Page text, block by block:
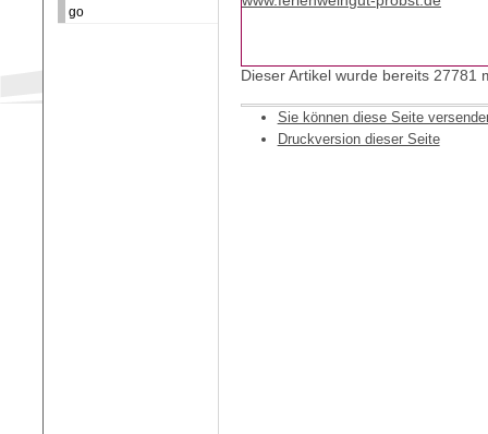
go
Dieser Artikel wurde bereits 27781
Sie können diese Seite
Druckversion dieser Seite